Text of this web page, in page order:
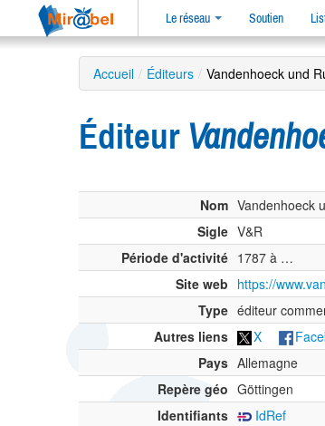
Le réseau Soutien
Accueil / Éditeurs / Vandenhoeck und
Éditeur
Nom Vandenhoeck
Sigle V&R
Période d'activité 1787 à …
Site web https://
Type éditeur
Autres liens
X
Pays Allemagne
Repère géo Göttingen
Identifiants
IdRef